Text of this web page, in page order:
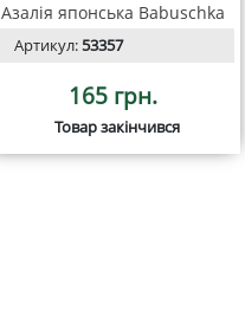
Азалія японська Babuschka
Артикул:53357
165 грн.
Товар закінчився